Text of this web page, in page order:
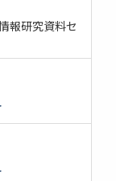
報研究資料セ